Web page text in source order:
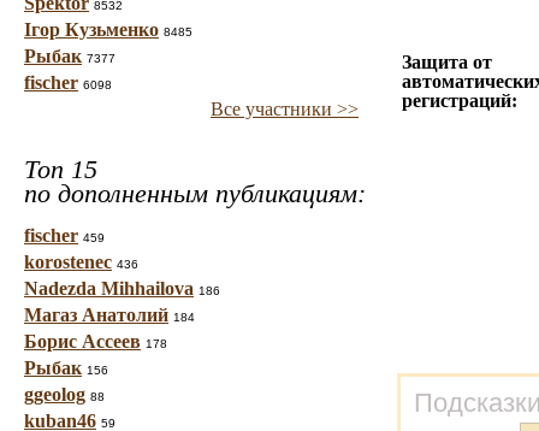
8532
Ігор Кузьменко 8485
Рыбак 7377
fischer 6098
Все участники >>
Топ 15
по дополненным публикациям:
fischer 459
korostenec 436
Nadezda Mihhailova 186
Магаз Анатолий 184
Борис Ассеев 178
Рыбак 156
ggeolog 88
kuban46 59
Защита от
регистраций: